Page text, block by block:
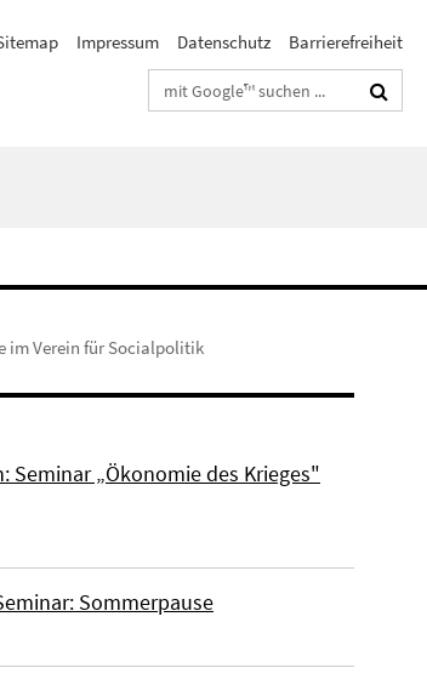
Impressum Datenschutz
Barrierefreiheit
Suchbegriffe
im Verein für Socialpolitik
„Ökonomie des Krieges"
Sommerpause